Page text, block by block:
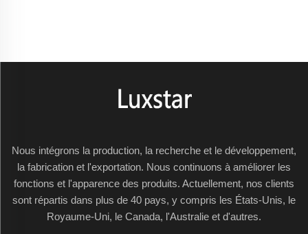
Nous intégrons la production, la recherche et le développement,
la fabrication et l'exportation. Nous continuons à améliorer les
fonctions et l'apparence des produits. Actuellement, nos clients
sont répartis dans plus de 40 pays, y compris les États-Unis, le
Royaume-Uni, le Canada, l'Australie et d'autres.